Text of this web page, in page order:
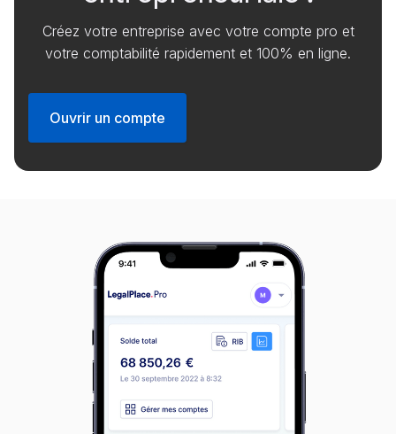
Créez votre entreprise avec votre compte pro et
votre comptabilité rapidement et 100% en ligne.
Ouvrir un compte